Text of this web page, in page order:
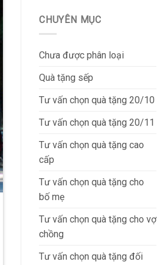
CHUYÊN MỤC
Chưa được phân loại
Quà tặng sếp
Tư vấn chọn quà tặng 20/10
Tư vấn chọn quà tặng 20/11
Tư vấn chọn quà tặng cao
cấp
Tư vấn chọn quà tặng cho
bố mẹ
Tư vấn chọn quà tặng cho vợ
chồng
Tư vấn chọn quà tặng đối